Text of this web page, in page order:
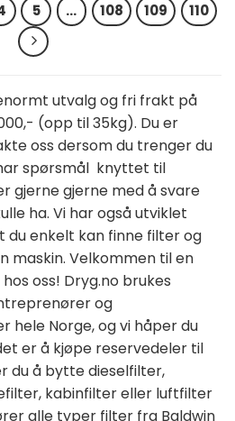
5 … 108 109 110
utvalg og fri frakt på
(opp til 35kg). Du er
oss dersom du trenger du
spørsmål knyttet til
gjerne gjerne med å svare
ha. Vi har også utviklet
du enkelt kan finne filter og
maskin. Velkommen til en
oss! Dryg.no brukes
og
hele Norge, og vi håper du
er å kjøpe reservedeler til
du å bytte dieselfilter,
kabinfilter eller luftfilter
alle typer filter fra Baldwin